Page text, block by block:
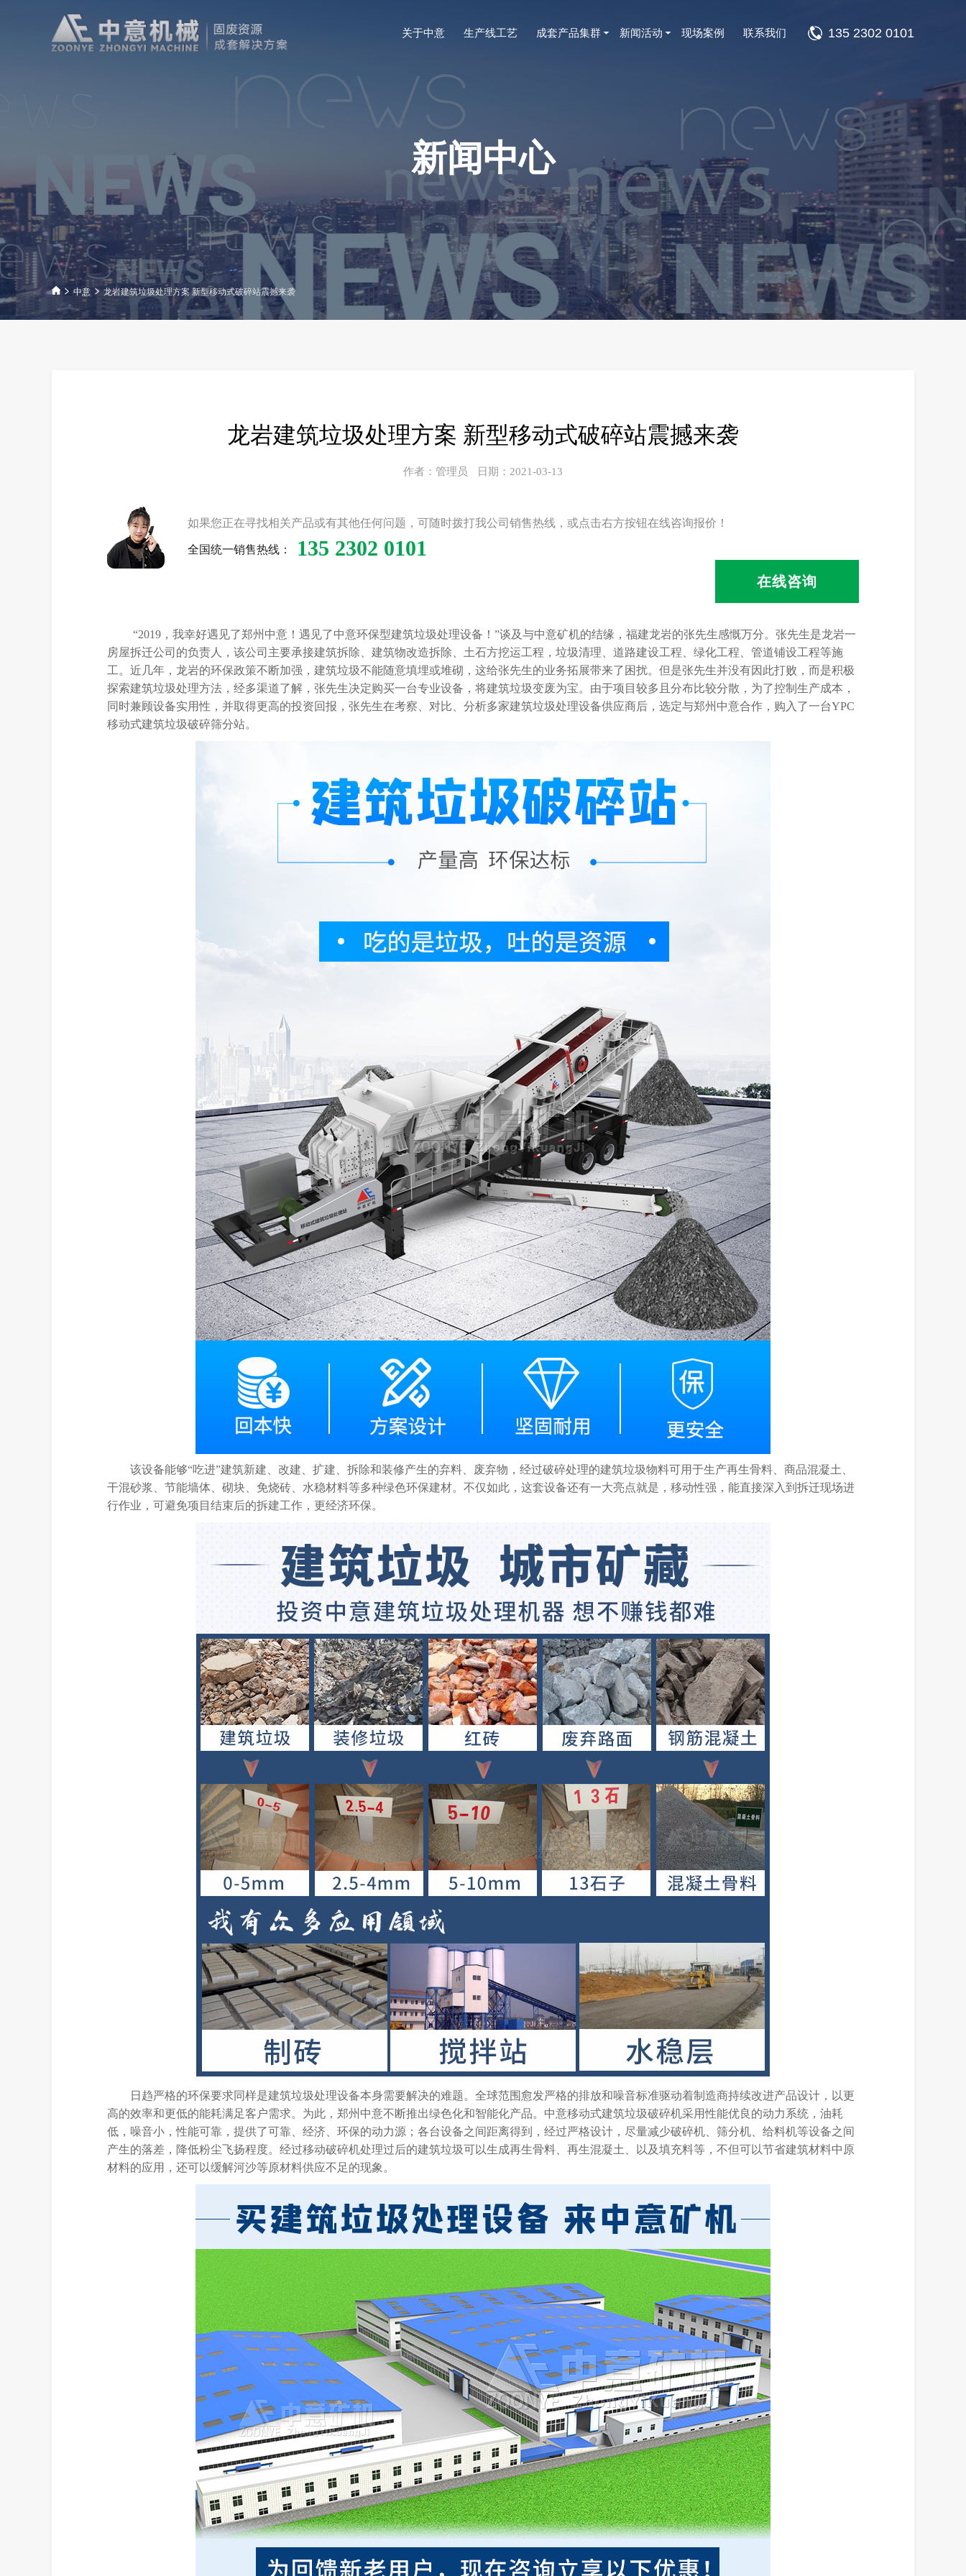
关于中意 生产线工艺 成套产品集群 新闻活动 现场案例 联系我们 135 2302 0101
新闻中心
中意 龙岩建筑垃圾处理方案 新型移动式破碎站震撼来袭
龙岩建筑垃圾处理方案 新型移动式破碎站震撼来袭
作者：管理员 日期：2021-03-13
如果您正在寻找相关产品或有其他任何问题，可随时拨打我公司销售热线，或点击右方按钮在线咨询报价！
全国统一销售热线： 135 2302 0101
在线咨询
“2019，我幸好遇见了郑州中意！遇见了中意环保型建筑垃圾处理设备！”谈及与中意矿机的结缘，福建龙岩的张先生感慨万分。张先生是龙岩一
房屋拆迁公司的负责人，该公司主要承接建筑拆除、建筑物改造拆除、土石方挖运工程，垃圾清理、道路建设工程、绿化工程、管道铺设工程等施
工。近几年，龙岩的环保政策不断加强，建筑垃圾不能随意填埋或堆砌，这给张先生的业务拓展带来了困扰。但是张先生并没有因此打败，而是积极
探索建筑垃圾处理方法，经多渠道了解，张先生决定购买一台专业设备，将建筑垃圾变废为宝。由于项目较多且分布比较分散，为了控制生产成本，
同时兼顾设备实用性，并取得更高的投资回报，张先生在考察、对比、分析多家建筑垃圾处理设备供应商后，选定与郑州中意合作，购入了一台YPC
移动式建筑垃圾破碎筛分站。
该设备能够“吃进”建筑新建、改建、扩建、拆除和装修产生的弃料、废弃物，经过破碎处理的建筑垃圾物料可用于生产再生骨料、商品混凝土、
干混砂浆、节能墙体、砌块、免烧砖、水稳材料等多种绿色环保建材。不仅如此，这套设备还有一大亮点就是，移动性强，能直接深入到拆迁现场进
行作业，可避免项目结束后的拆建工作，更经济环保。
日趋严格的环保要求同样是建筑垃圾处理设备本身需要解决的难题。全球范围愈发严格的排放和噪音标准驱动着制造商持续改进产品设计，以更
高的效率和更低的能耗满足客户需求。为此，郑州中意不断推出绿色化和智能化产品。中意移动式建筑垃圾破碎机采用性能优良的动力系统，油耗
低，噪音小，性能可靠，提供了可靠、经济、环保的动力源；各台设备之间距离得到，经过严格设计，尽量减少破碎机、筛分机、给料机等设备之间
产生的落差，降低粉尘飞扬程度。经过移动破碎机处理过后的建筑垃圾可以生成再生骨料、再生混凝土、以及填充料等，不但可以节省建筑材料中原
材料的应用，还可以缓解河沙等原材料供应不足的现象。